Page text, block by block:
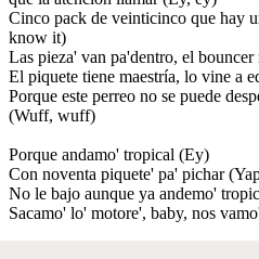
Cinco pack de veinticinco que hay
know it)
Las pieza' van pa'dentro, el
El piquete tiene maestría, lo vine a
Porque este perreo no se puede
(Wuff, wuff)
Porque andamo' tropical (Ey)
Con noventa piquete' pa' pichar
No le bajo aunque ya andemo'
Sacamo' lo' motore', baby, nos